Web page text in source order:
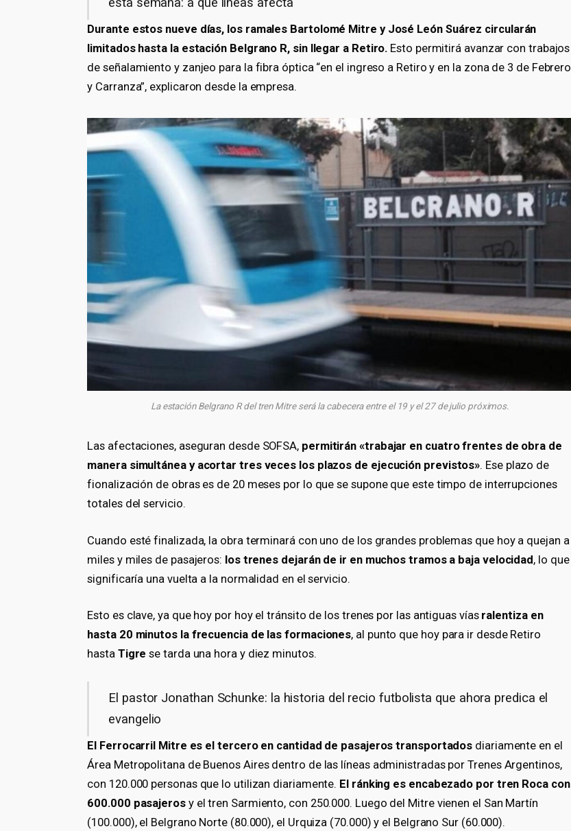
Durante estos nueve días, los ramales Bartolomé Mitre y José León Suárez circularán
limitados hasta la estación Belgrano R, sin llegar a Retiro. Esto permitirá avanzar con trabajos
de señalamiento y zanjeo para la fibra óptica “en el ingreso a Retiro y en la zona de 3 de Febrero
y Carranza”, explicaron desde la empresa.
La estación Belgrano R del tren Mitre será la cabecera entre el 19 y el 27 de julio próximos.
Las afectaciones, aseguran desde SOFSA, permitirán «trabajar en cuatro frentes de obra de
manera simultánea y acortar tres veces los plazos de ejecución previstos». Ese plazo de
fionalización de obras es de 20 meses por lo que se supone que este timpo de interrupciones
totales del servicio.
Cuando esté finalizada, la obra terminará con uno de los grandes problemas que hoy a quejan a
miles y miles de pasajeros: los trenes dejarán de ir en muchos tramos a baja velocidad, lo que
significaría una vuelta a la normalidad en el servicio.
Esto es clave, ya que hoy por hoy el tránsito de los trenes por las antiguas vías ralentiza en
hasta 20 minutos la frecuencia de las formaciones, al punto que hoy para ir desde Retiro
hasta Tigrese tarda una hora y diez minutos.
El pastor Jonathan Schunke: la historia del recio futbolista que ahora predica el
evangelio
El Ferrocarril Mitre es el tercero en cantidad de pasajeros transportados diariamente en el
Área Metropolitana de Buenos Aires dentro de las líneas administradas por Trenes Argentinos,
con 120.000 personas que lo utilizan diariamente. El ránking es encabezado por tren Roca con
600.000 pasajerosy el tren Sarmiento, con 250.000. Luego del Mitre vienen el San Martín
(100.000), el Belgrano Norte (80.000), el Urquiza (70.000) y el Belgrano Sur (60.000).